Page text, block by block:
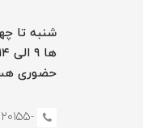
حضوری
-02166720125-02166720155